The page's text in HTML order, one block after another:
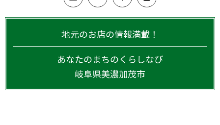
地元のお店の情報満載！
あなたのまちのくらしなび
岐阜県美濃加茂市